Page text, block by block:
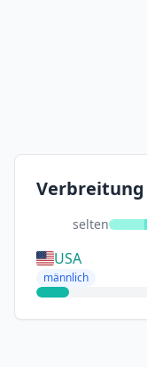
Verbreitung
selten
USA
männlich